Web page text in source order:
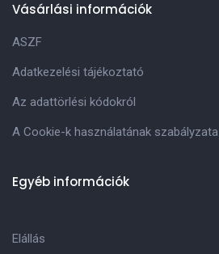
Vásárlási információk
ASZF
Adatkezelési tájékoztató
Az adattörlési kódokról
A Cookie-k használatának szabályzata
Egyéb információk
Elállás